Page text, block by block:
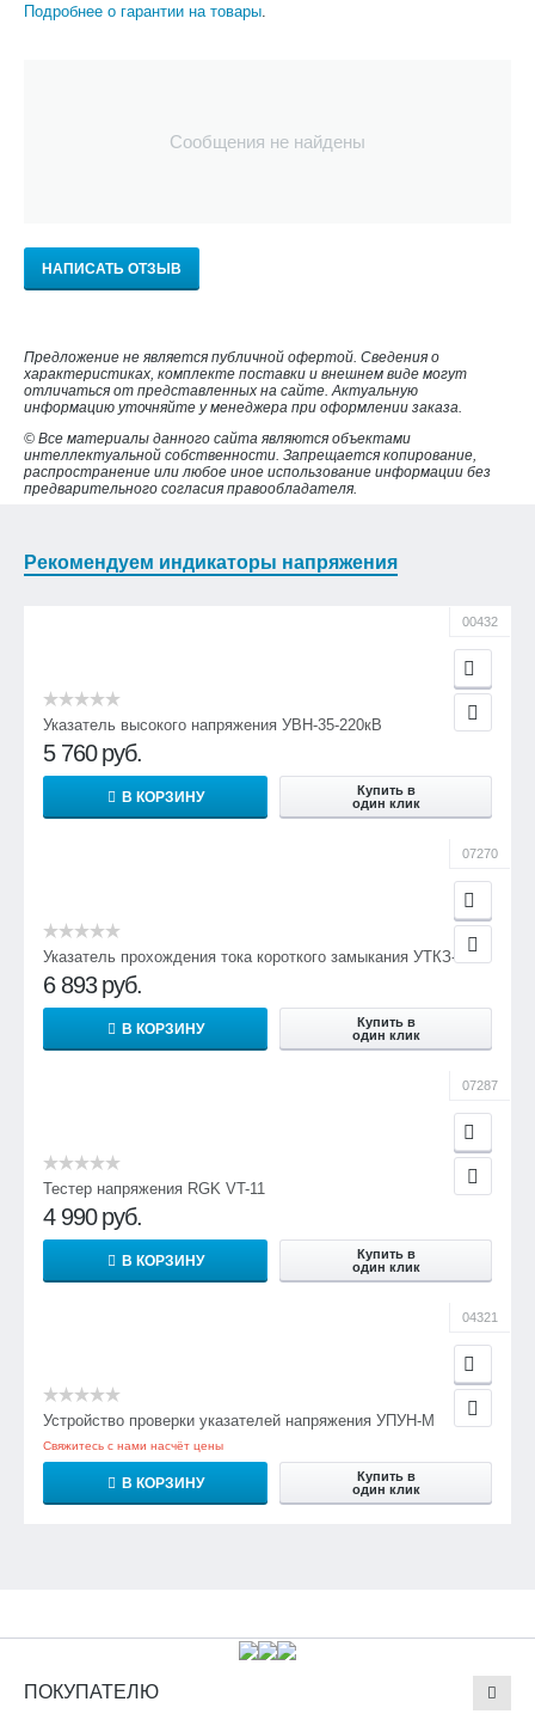
Подробнее о гарантии на товары
Сообщения не найдены
НАПИСАТЬ ОТЗЫВ
Предложение не является публичной офертой. Сведения о
характеристиках, комплекте поставки и внешнем виде могут
отличаться от представленных на сайте. Актуальную
информацию уточняйте у менеджера при оформлении заказа.
© Все материалы данного сайта являются объектами
интеллектуальной собственности. Запрещается копирование,
распространение или любое иное использование информации без
предварительного согласия правообладателя.
Рекомендуем индикаторы напряжения
00432
Указатель высокого напряжения УВН-35-220кВ
5 760 руб.
В КОРЗИНУ
Купить в
один клик
07270
Указатель прохождения тока короткого замыкания УТКЗ-4
6 893 руб.
В КОРЗИНУ
Купить в
один клик
07287
Тестер напряжения RGK VT-11
4 990 руб.
В КОРЗИНУ
Купить в
один клик
04321
Устройство проверки указателей напряжения УПУН-М
Свяжитесь с нами насчёт цены
В КОРЗИНУ
Купить в
один клик
ПОКУПАТЕЛЮ